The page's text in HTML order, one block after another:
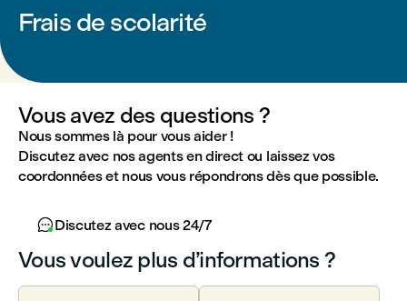
Frais de scolarité
Vous avez des questions ?
Nous sommes là pour vous aider !
Discutez avec nos agents en direct ou laissez vos
coordonnées et nous vous répondrons dès que possible.
Discutez avec nous 24/7
Vous voulez plus d’informations ?